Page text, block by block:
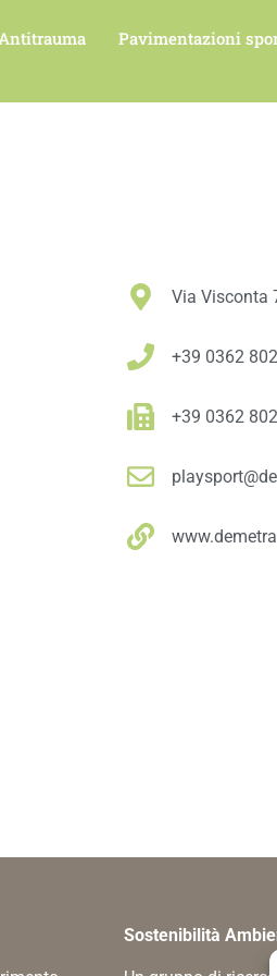
Pavimentazioni
Via Visconta
+39 0362
+39 0362
Sostenibilità